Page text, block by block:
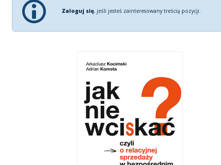
Zaloguj się, jeśli jesteś zainteresowany treścią pozycji.